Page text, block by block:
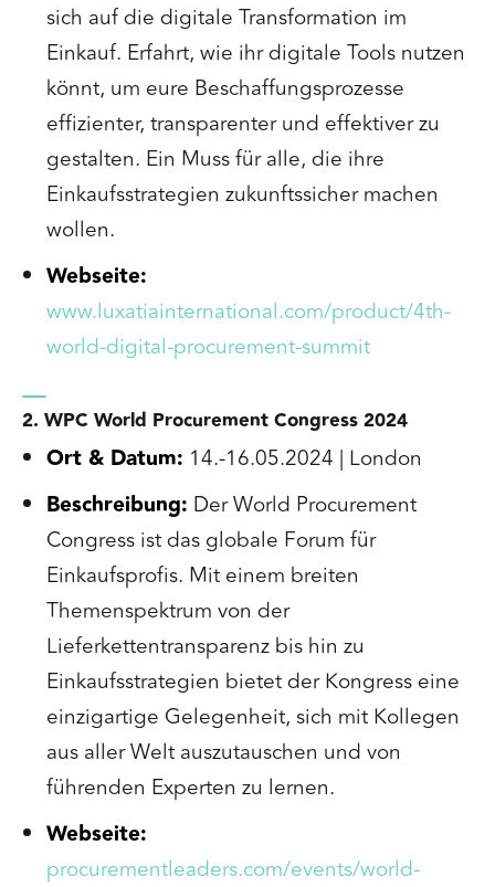
sich auf die digitale Transformation im
Einkauf. Erfahrt, wie ihr digitale Tools nutzen
könnt, um eure Beschaffungsprozesse
effizienter, transparenter und effektiver zu
gestalten. Ein Muss für alle, die ihre
Einkaufsstrategien zukunftssicher machen
wollen.
Webseite:
www.luxatiainternational.com/product/4th-
world-digital-procurement-summit
2. WPC World Procurement Congress 2024
Ort & Datum: 14.-16.05.2024 | London
Beschreibung: Der World Procurement
Congress ist das globale Forum für
Einkaufsprofis. Mit einem breiten
Themenspektrum von der
Lieferkettentransparenz bis hin zu
Einkaufsstrategien bietet der Kongress eine
einzigartige Gelegenheit, sich mit Kollegen
aus aller Welt auszutauschen und von
führenden Experten zu lernen.
Webseite:
procurementleaders.com/events/world-